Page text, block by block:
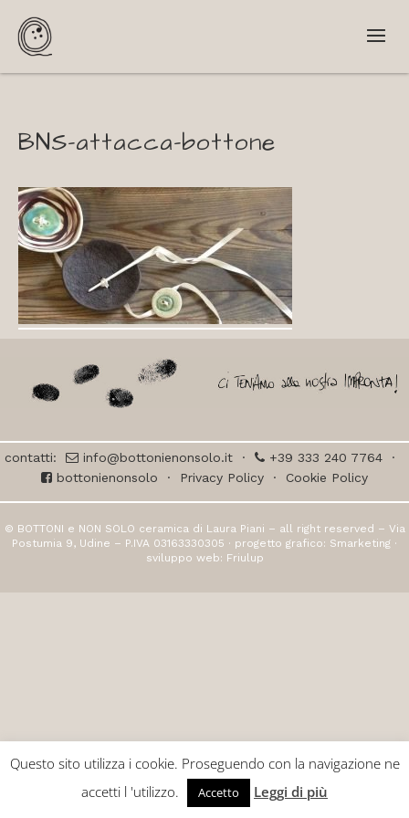
BNS-attacca-bottone
contatti: info@bottonienonsolo.it · +39 333 240 7764 ·
bottonienonsolo · Privacy Policy · Cookie Policy
© BOTTONI e NON SOLO ceramica di Laura Piani – all right reserved – Via
Postumia 9, Udine – P.IVA 03163330305 · progetto grafico: Smarketing ·
sviluppo web: Friulup
Questo sito utilizza i cookie. Proseguendo con la navigazione ne
accetti l 'utilizzo.
Accetto Leggi di più